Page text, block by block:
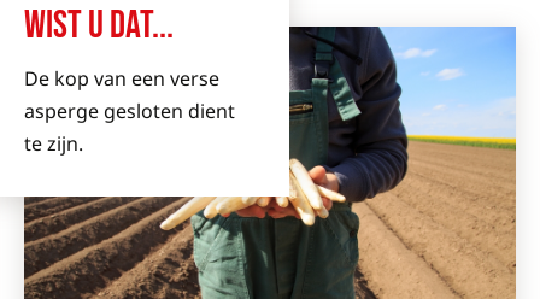
WIST U DAT...
De kop van een verse
asperge gesloten dient
te zijn.